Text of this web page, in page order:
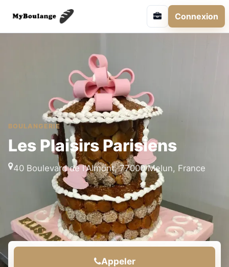
Connexion
BOULANGERIE
Les Plaisirs Parisiens
40 Boulevard de l'Almont, 77000 Melun, France
Appeler